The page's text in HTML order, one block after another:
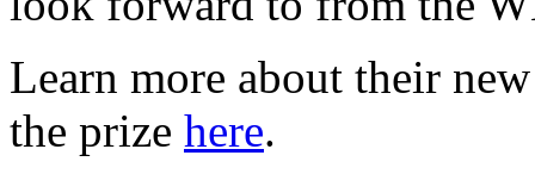
Learn more about their
the prize here.